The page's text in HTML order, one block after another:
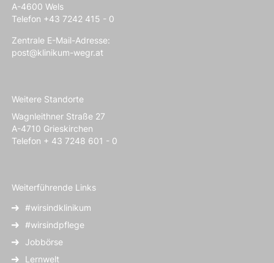
A-4600 Wels
Telefon +43 7242 415 - 0
Zentrale E-Mail-Adresse:
post@klinikum-wegr.at
Weitere Standorte
Wagnleithner Straße 27
A-4710 Grieskirchen
Telefon + 43 7248 601 - 0
Weiterführende Links
#wirsindklinikum
#wirsindpflege
Jobbörse
Lernwelt